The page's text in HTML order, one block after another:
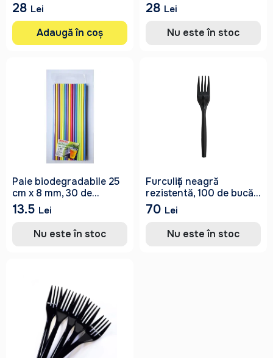
28 Lei
Adaugă în coș
28 Lei
Nu este în stoc
Paie biodegradabile 25
cm x 8 mm, 30 de...
13.5 Lei
Nu este în stoc
Furculiță neagră
rezistentă, 100 de bucă...
70 Lei
Nu este în stoc